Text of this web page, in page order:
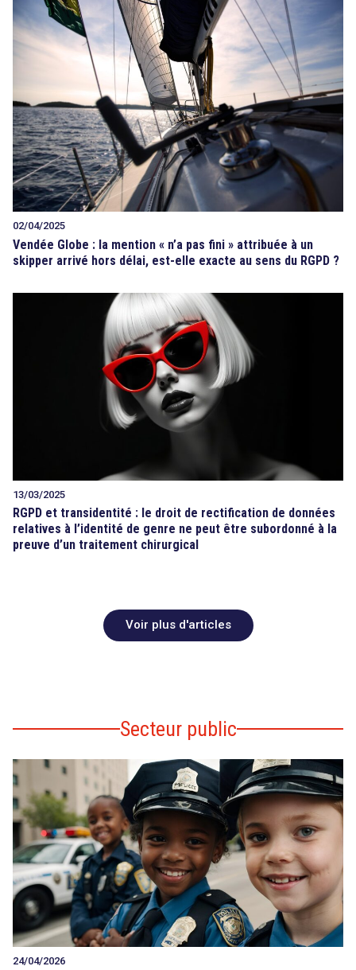
02/04/2025
Vendée Globe : la mention « n’a pas fini » attribuée à un
skipper arrivé hors délai, est-elle exacte au sens du RGPD ?
13/03/2025
RGPD et transidentité : le droit de rectification de données
relatives à l’identité de genre ne peut être subordonné à la
preuve d’un traitement chirurgical
Voir plus d'articles
Secteur public
24/04/2026